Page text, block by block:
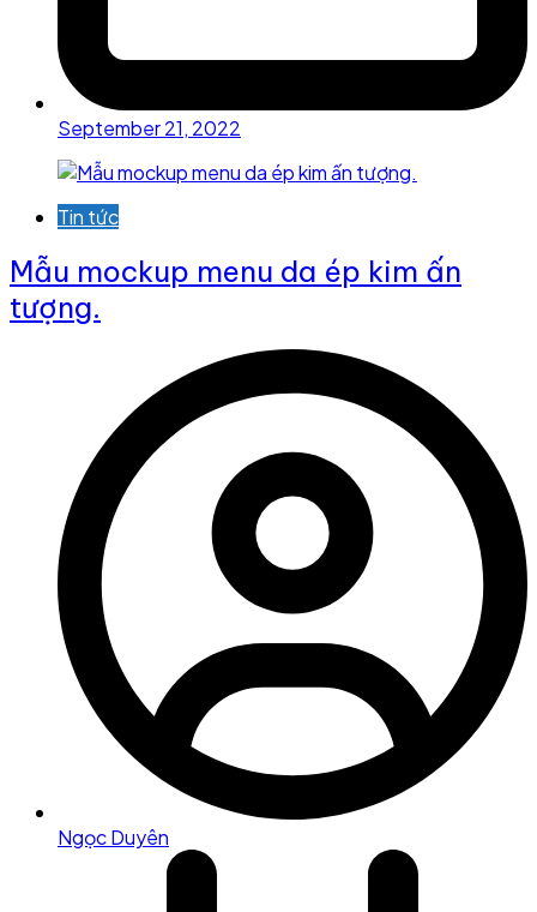
September 21, 2022
Tin tức
Mẫu mockup menu da ép kim ấn
tượng.
Ngọc Duyên